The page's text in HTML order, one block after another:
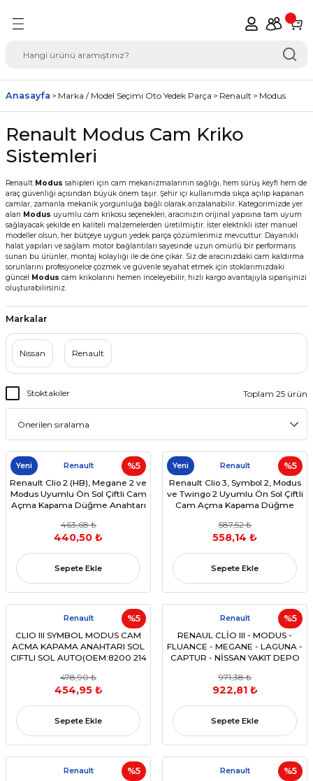
Seçimi Oto Yedek
Anasayfa Marka / Model Seçimi Oto Yedek Parça Renault Modus
Renault Modus Cam Kriko
Sistemleri
Renault Modus sahipleri için cam mekanizmalarının sağlığı, hem sürüş keyfi hem de
araç güvenliği açısından büyük önem taşır. Şehir içi kullanımda sıkça açılıp kapanan
camlar, zamanla mekanik yorgunluğa bağlı olarak arızalanabilir. Kategorimizde yer
alan Modus uyumlu cam krikosu seçenekleri, aracınızın orijinal yapısına tam uyum
sağlayacak şekilde en kaliteli malzemelerden üretilmiştir. İster elektrikli ister manuel
modeller olsun, her bütçeye uygun yedek parça çözümlerimiz mevcuttur. Dayanıklı
halat yapıları ve sağlam motor bağlantıları sayesinde uzun ömürlü bir performans
sunan bu ürünler, montaj kolaylığı ile de öne çıkar. Siz de aracınızdaki cam kaldırma
sorunlarını profesyonelce çözmek ve güvenle seyahat etmek için stoklarımızdaki
güncel Modus cam krikolarını hemen inceleyebilir, hızlı kargo avantajıyla siparişinizi
oluşturabilirsiniz.
Markalar
Nissan Renault
Stoktakiler Toplam 25 ürün
%5
Yeni Renault
Renault Clio 2 (HB), Megane 2 ve
Modus Uyumlu Ön Sol Çiftli Cam
Açma Kapama Düğme Anahtarı
463,68 ₺
440,50 ₺
Sepete Ekle
%5
Yeni Renault
Renault Clio 3, Symbol 2, Modus
ve Twingo 2 Uyumlu Ön Sol Çiftli
Cam Açma Kapama Düğme
587,52 ₺
558,14 ₺
Sepete Ekle
%5
Renault
CLIO III SYMBOL MODUS CAM
ACMA KAPAMA ANAHTARI SOL
CIFTLI SOL AUTO(OEM:8200 214
478,90 ₺
454,95 ₺
Sepete Ekle
%5
Renault
RENAUL CLİO III - MODUS -
FLUANCE - MEGANE - LAGUNA -
CAPTUR - NİSSAN YAKIT DEPO
BOYU 240 MM) (OEM 82 00 312
600)
971,38 ₺
922,81 ₺
Sepete Ekle
%5
Renault %5
Renault